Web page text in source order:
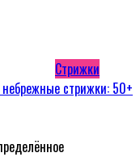
Стрижки
стрижки: 50+